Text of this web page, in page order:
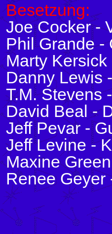
Besetzung:
Joe Cocker -
Phil Grande -
Marty
Danny Lewis
T.M. Stevens
David Beal -
Jeff Pevar -
Jeff Levine -
Maxine
Renee Geyer